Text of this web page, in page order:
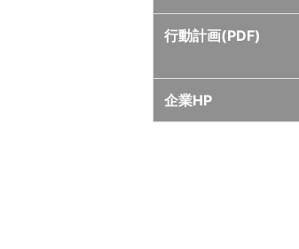
行動計画(PDF)
企業HP